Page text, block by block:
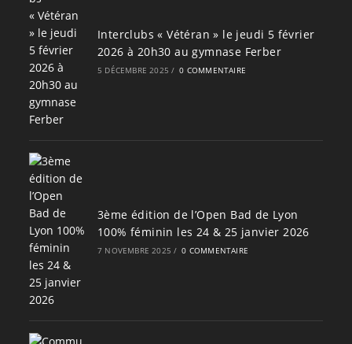
Interclubs « Vétéran » le jeudi 5 février
2026 à 20h30 au gymnase Ferber
5 DÉCEMBRE 2025 / 0 COMMENTAIRE
3ème édition de l’Open Bad de Lyon
100% féminin les 24 & 25 janvier 2026
7 NOVEMBRE 2025 / 0 COMMENTAIRE